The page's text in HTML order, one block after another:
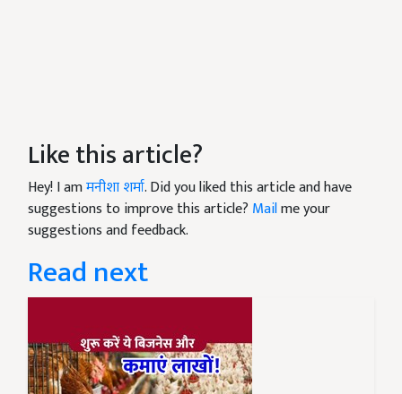
Like this article?
Hey! I amमनीशा शर्मा. Did you liked this article and have
suggestions to improve this article? Mailme your
suggestions and feedback.
Read next